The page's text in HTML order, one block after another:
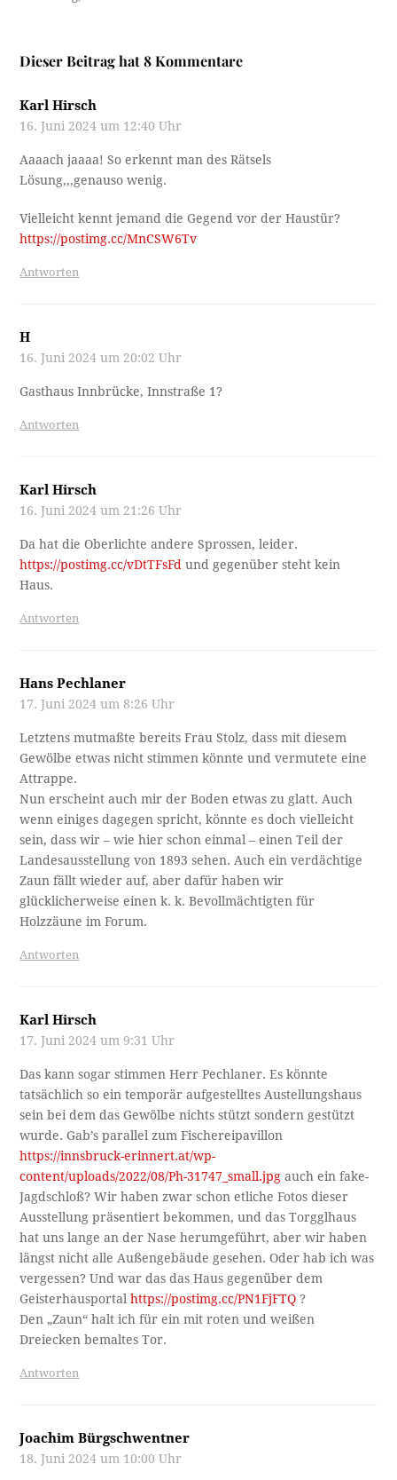
Dieser Beitrag hat 8 Kommentare
Karl Hirsch
16. Juni 2024 um 12:40 Uhr
Aaaach jaaaa! So erkennt man des Rätsels
Lösung,,,genauso wenig.
Vielleicht kennt jemand die Gegend vor der Haustür?
https://postimg.cc/MnCSW6Tv
Antworten
H
16. Juni 2024 um 20:02 Uhr
Gasthaus Innbrücke, Innstraße 1?
Antworten
Karl Hirsch
16. Juni 2024 um 21:26 Uhr
Da hat die Oberlichte andere Sprossen, leider.
https://postimg.cc/vDtTFsFd und gegenüber steht kein
Haus.
Antworten
Hans Pechlaner
17. Juni 2024 um 8:26 Uhr
Letztens mutmaßte bereits Frau Stolz, dass mit diesem
Gewölbe etwas nicht stimmen könnte und vermutete eine
Attrappe.
Nun erscheint auch mir der Boden etwas zu glatt. Auch
wenn einiges dagegen spricht, könnte es doch vielleicht
sein, dass wir – wie hier schon einmal – einen Teil der
Landesausstellung von 1893 sehen. Auch ein verdächtige
Zaun fällt wieder auf, aber dafür haben wir
glücklicherweise einen k. k. Bevollmächtigten für
Holzzäune im Forum.
Antworten
Karl Hirsch
17. Juni 2024 um 9:31 Uhr
Das kann sogar stimmen Herr Pechlaner. Es könnte
tatsächlich so ein temporär aufgestelltes Austellungshaus
sein bei dem das Gewölbe nichts stützt sondern gestützt
wurde. Gab’s parallel zum Fischereipavillon
https://innsbruck-erinnert.at/wp-
content/uploads/2022/08/Ph-31747_small.jpg auch ein fake-
Jagdschloß? Wir haben zwar schon etliche Fotos dieser
Ausstellung präsentiert bekommen, und das Torgglhaus
hat uns lange an der Nase herumgeführt, aber wir haben
längst nicht alle Außengebäude gesehen. Oder hab ich was
vergessen? Und war das das Haus gegenüber dem
Geisterhausportalhttps://postimg.cc/PN1FjFTQ ?
Den „Zaun“ halt ich für ein mit roten und weißen
Dreiecken bemaltes Tor.
Antworten
Joachim Bürgschwentner
18. Juni 2024 um 10:00 Uhr